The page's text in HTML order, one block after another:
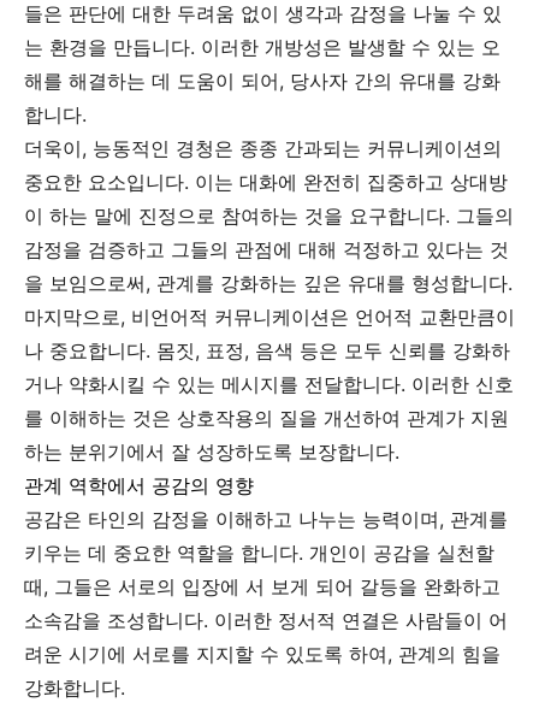
들은 판단에 대한 두려움 없이 생각과 감정을 나눌 수 있
는 환경을 만듭니다. 이러한 개방성은 발생할 수 있는 오
해를 해결하는 데 도움이 되어, 당사자 간의 유대를 강화
합니다.
더욱이, 능동적인 경청은 종종 간과되는 커뮤니케이션의
중요한 요소입니다. 이는 대화에 완전히 집중하고 상대방
이 하는 말에 진정으로 참여하는 것을 요구합니다. 그들의
감정을 검증하고 그들의 관점에 대해 걱정하고 있다는 것
을 보임으로써, 관계를 강화하는 깊은 유대를 형성합니다.
마지막으로, 비언어적 커뮤니케이션은 언어적 교환만큼이
나 중요합니다. 몸짓, 표정, 음색 등은 모두 신뢰를 강화하
거나 약화시킬 수 있는 메시지를 전달합니다. 이러한 신호
를 이해하는 것은 상호작용의 질을 개선하여 관계가 지원
하는 분위기에서 잘 성장하도록 보장합니다.
관계 역학에서 공감의 영향
공감은 타인의 감정을 이해하고 나누는 능력이며, 관계를
키우는 데 중요한 역할을 합니다. 개인이 공감을 실천할
때, 그들은 서로의 입장에 서 보게 되어 갈등을 완화하고
소속감을 조성합니다. 이러한 정서적 연결은 사람들이 어
려운 시기에 서로를 지지할 수 있도록 하여, 관계의 힘을
강화합니다.